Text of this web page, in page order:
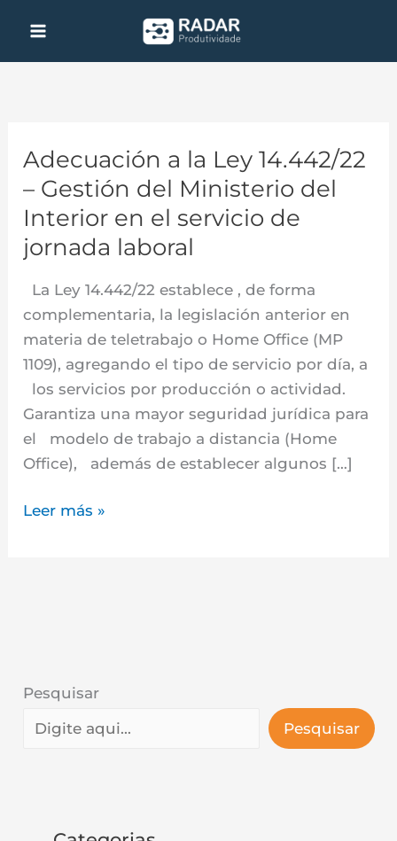
contenido
Adecuación a la Ley 14.442/22
– Gestión del Ministerio del
Interior en el servicio de
jornada laboral
La Ley 14.442/22 establece , de forma
complementaria, la legislación anterior en
materia de teletrabajo o Home Office (MP
1109), agregando el tipo de servicio por día, a
los servicios por producción o actividad.
Garantiza una mayor seguridad jurídica para
el modelo de trabajo a distancia (Home
Office), además de establecer algunos […]
Adecuación
la
Ley
14.442/22
Gestión
Ministerio
del
Interior
en
el
de
Leer más »
Pesquisar
Pesquisar